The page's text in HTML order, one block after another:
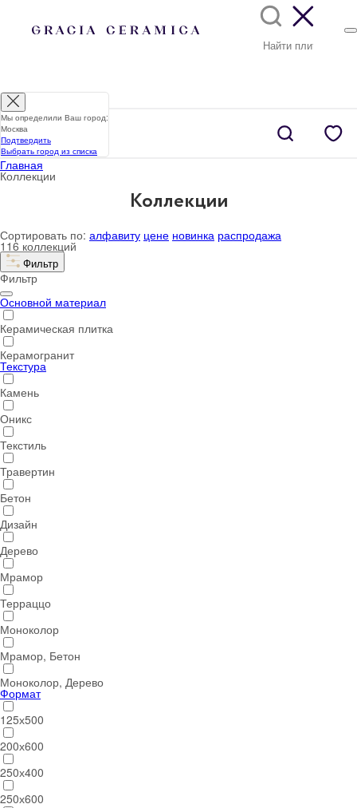
Главная
Коллекции
Коллекции
Сортировать по: алфавиту цене новинка распродажа
116 коллекций
Фильтр
Фильтр
Основной материал
Керамическая плитка
Керамогранит
Текстура
Камень
Оникс
Текстиль
Травертин
Бетон
Дизайн
Дерево
Мрамор
Терраццо
Моноколор
Мрамор, Бетон
Моноколор, Дерево
Формат
125х500
200х600
250х400
250х600
Мы определили Ваш город:
Москва
Подтвердить
Выбрать город из списка